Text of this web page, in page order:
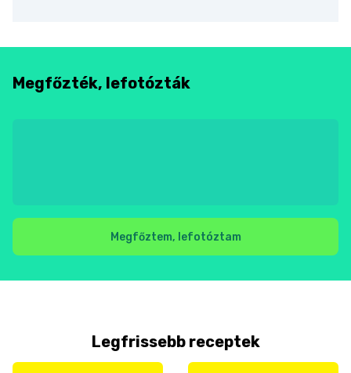
Megfőzték, lefotózták
Megfőztem, lefotóztam
Legfrissebb receptek